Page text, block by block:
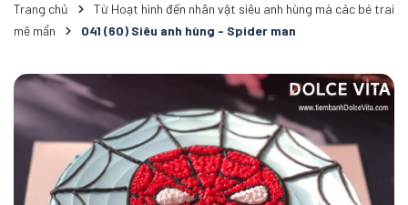
Trang chủ
Từ Hoạt hình đến nhân vật siêu anh hùng mà các bé trai
mê mẩn
041 (60) Siêu anh hùng - Spider man